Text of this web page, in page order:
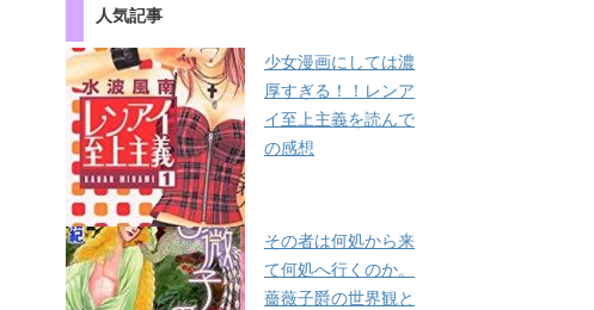
人気記事
少女漫画にしては濃
厚すぎる！！レンア
イ至上主義を読んで
の感想
その者は何処から来
て何処へ行くのか。
薔薇子爵の世界観と